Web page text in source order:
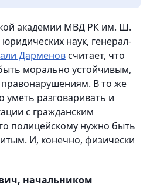
академии МВД РК им. Ш.
наук, генерал-
Дарменовсчитает, что
морально устойчивым,
В то же
разговаривать и
с гражданским
полицейскому нужно быть
И, конечно, физически
начальником